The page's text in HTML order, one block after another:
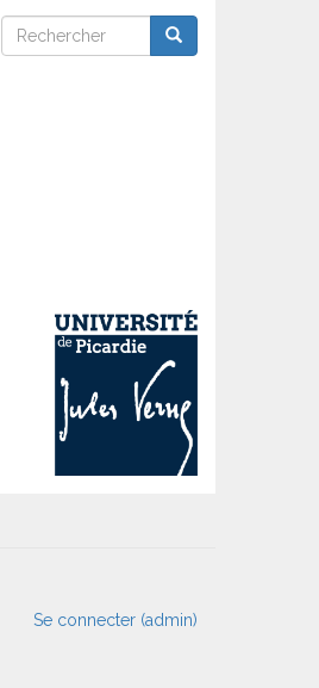
Rechercher
Rechercher Rechercher
Se connecter (admin)